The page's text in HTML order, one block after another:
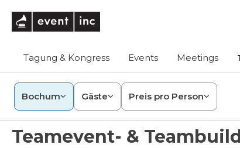
Tagung & Kongress Events Meetings
Bochum Gäste Preis pro Person
Teamevent- &